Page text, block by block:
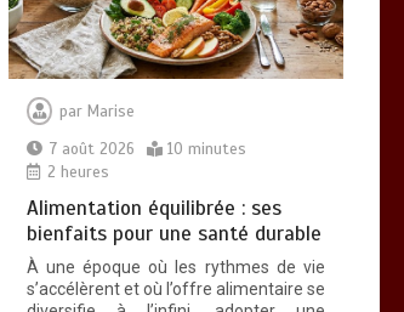
Brosse à dents :
comment bien choisir
la vôtre
Vitalité au quotidien :
découvrez notre banc
par Marise
7 août 2026
10 minutes
2 heures
Alimentation équilibrée : ses
bienfaits pour une santé durable
À une époque où les rythmes de vie
s’accélèrent et où l’offre alimentaire se